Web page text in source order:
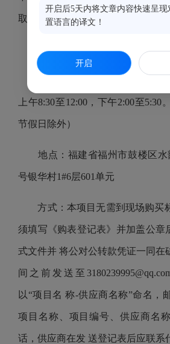
取中标、成交，依法追究相关的法
三、获取采购文件
时间：2025年02月26日 至
上午8:30至12:00，下午2:00至
节假日除外）
地点：福建省福州市鼓楼区水
号银华村1#6层601单元
方式：本项目无需到现场购买
须填写《购表登记表》并加盖公章
式文件并 将公对公转款凭证一同在
间之前发送至
以“项目名 称-供应商名称”命名，
项目名称、项目编号、供应商名
话，供应商在发 送登记表后应联系
开启后5天内将文章内容快速呈
置语言的译文！
开启